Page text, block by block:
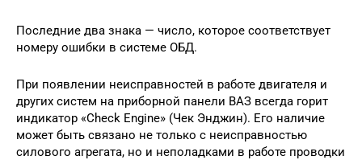
Последние два знака — число, которое соответствует
номеру ошибки в системе ОБД.
При появлении неисправностей в работе двигателя и
других систем на приборной панели ВАЗ всегда горит
индикатор «Check Engine» (Чек Энджин). Его наличие
может быть связано не только с неисправностью
силового агрегата, но и неполадками в работе проводки